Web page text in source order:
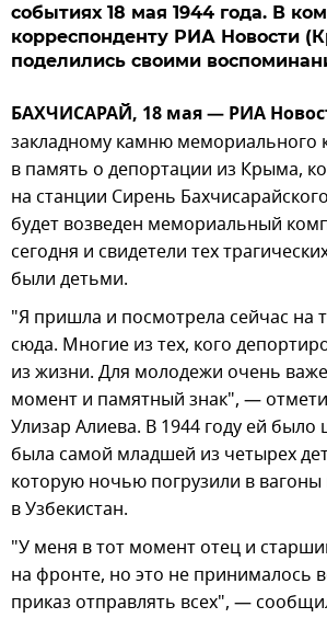
событиях 18 мая 1944 года. В
корреспонденту РИА Новости
поделились своими
БАХЧИСАРАЙ, 18 мая — РИА
закладному камню мемориального
в память о депортации из Крыма,
на станции Сирень
будет возведен мемориальный
сегодня и свидетели тех
были детьми.
"Я пришла и посмотрела сейчас на
сюда. Многие из тех, кого
из жизни. Для молодежи очень
момент и памятный знак", —
Улизар Алиева. В 1944 году ей было
была самой младшей из четырех
которую ночью погрузили в
в Узбекистан.
"У меня в тот момент отец и
на фронте, но это не принималось
приказ отправлять всех", —